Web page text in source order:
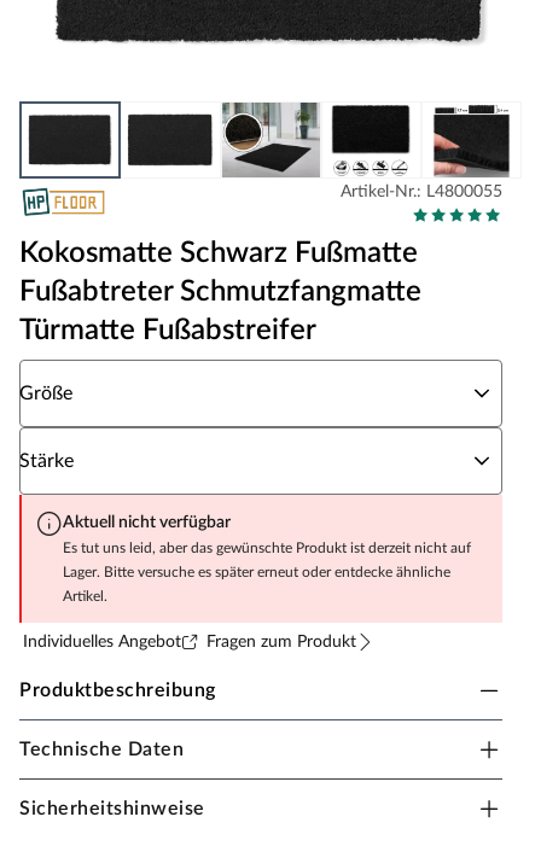
Artikel-Nr.: L4800055
Kokosmatte Schwarz Fußmatte
Fußabtreter Schmutzfangmatte
Türmatte Fußabstreifer
Größe
Stärke
Aktuell nicht verfügbar
Es tut uns leid, aber das gewünschte Produkt ist derzeit nicht auf
Lager. Bitte versuche es später erneut oder entdecke ähnliche
Artikel.
Individuelles Angebot Fragen zum Produkt
Produktbeschreibung
Kokosmatte Schwarz Variable Stärke Größe
Beste Schuhreinigung
Technische Daten
Sicherheitshinweise